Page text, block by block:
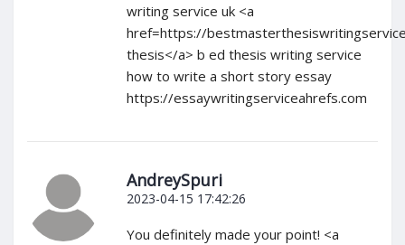
writing service uk <a
href=https://
thesis</a> b ed thesis writing service
how to write a short story essay
https://essaywritingserviceahrefs.com
AndreySpuri
2023-04-15 17:42:26
You definitely made your point! <a